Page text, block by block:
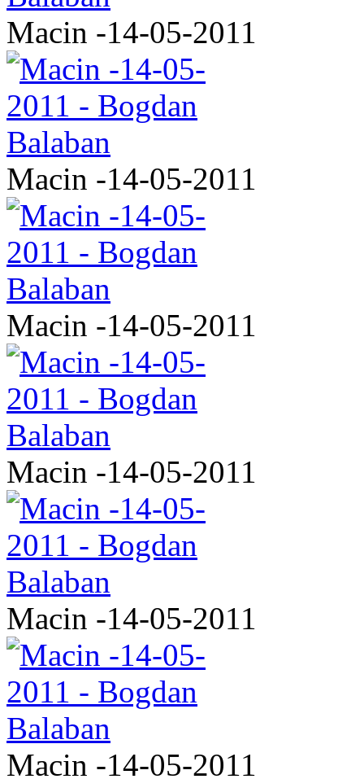
Macin -14-05-2011
Macin -14-05-2011
Macin -14-05-2011
Macin -14-05-2011
Macin -14-05-2011
Macin -14-05-2011